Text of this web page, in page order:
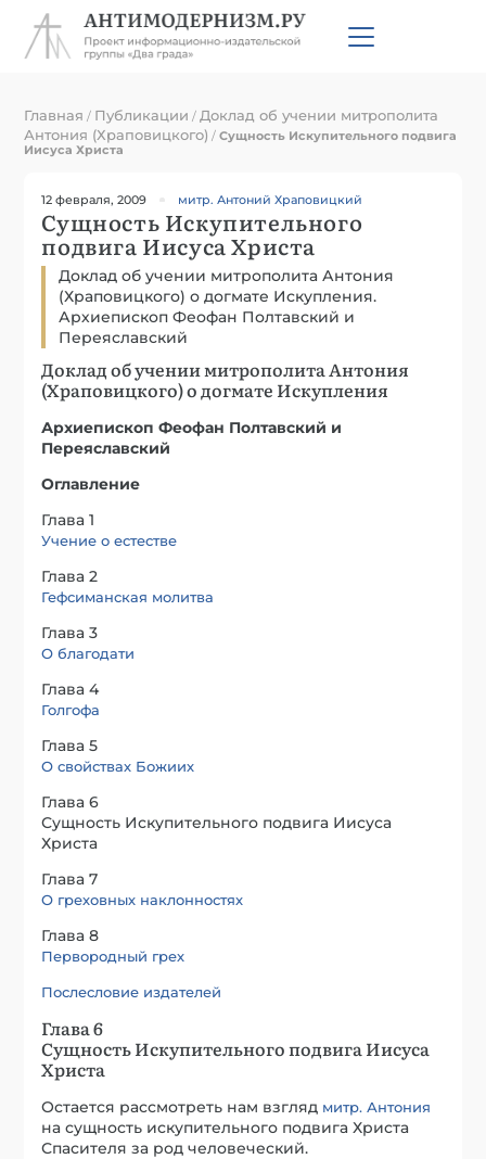
Главная / Публикации / Доклад об учении митрополита
Антония (Храповицкого) /Сущность Искупительного подвига
Иисуса Христа
12 февраля, 2009 митр. Антоний Храповицкий
Сущность Искупительного
подвига Иисуса Христа
Доклад об учении митрополита Антония
(Храповицкого) о догмате Искупления.
Архиепископ Феофан Полтавский и
Переяславский
Доклад об учении митрополита Антония
(Храповицкого) о догмате Искупления
Архиепископ Феофан Полтавский и
Переяславский
Оглавление
Глава 1
Учение о естестве
Глава 2
Гефсиманская молитва
Глава 3
О благодати
Глава 4
Голгофа
Глава 5
О свойствах Божиих
Глава 6
Сущность Искупительного подвига Иисуса
Христа
Глава 7
О греховных наклонностях
Глава 8
Первородный грех
Послесловие издателей
Глава 6
Сущность Искупительного подвига Иисуса
Христа
Остается рассмотреть нам взгляд митр. Антония
на сущность искупительного подвига Христа
Спасителя за род человеческий.